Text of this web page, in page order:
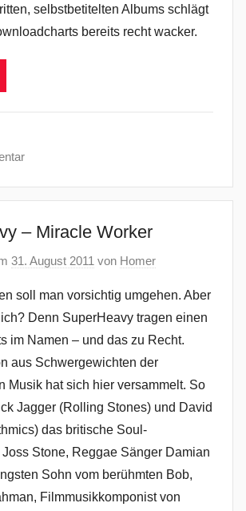
selbstbetitelten Albums schlägt
bereits recht wacker.
– Miracle Worker
31. August 2011 von Homer
soll man vorsichtig umgehen. Aber
Denn SuperHeavy tragen einen
im Namen – und das zu Recht.
aus Schwergewichten der
Musik hat sich hier versammelt. So
Jagger (Rolling Stones) und David
das britische Soul-
Stone, Reggae Sänger Damian
Sohn vom berühmten Bob,
Filmmusikkomponist von